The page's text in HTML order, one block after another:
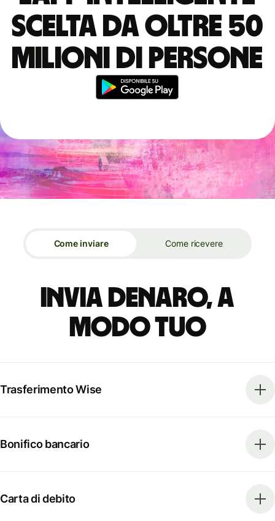
scelta da oltre 50
milioni di persone
Come inviare Come ricevere
Invia denaro, a
modo tuo
Trasferimento Wise
Bonifico bancario
Carta di debito